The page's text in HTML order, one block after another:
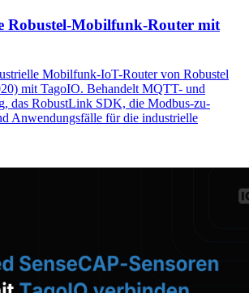
Robustel-Mobilfunk-Router mit
Mobilfunk-IoT-Router von Robustel
mit TagoIO. Behandelt MQTT- und
das RobustLink SDK, die Modbus-zu-
Anwendungsfälle für die industrielle